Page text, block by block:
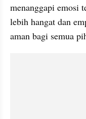
menanggapi emosi
lebih hangat dan
aman bagi semua